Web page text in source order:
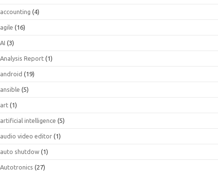
accounting (4)
agile (16)
AI (3)
Analysis Report (1)
android (19)
ansible (5)
art (1)
artificial intelligence (5)
audio video editor (1)
auto shutdow (1)
Autotronics (27)